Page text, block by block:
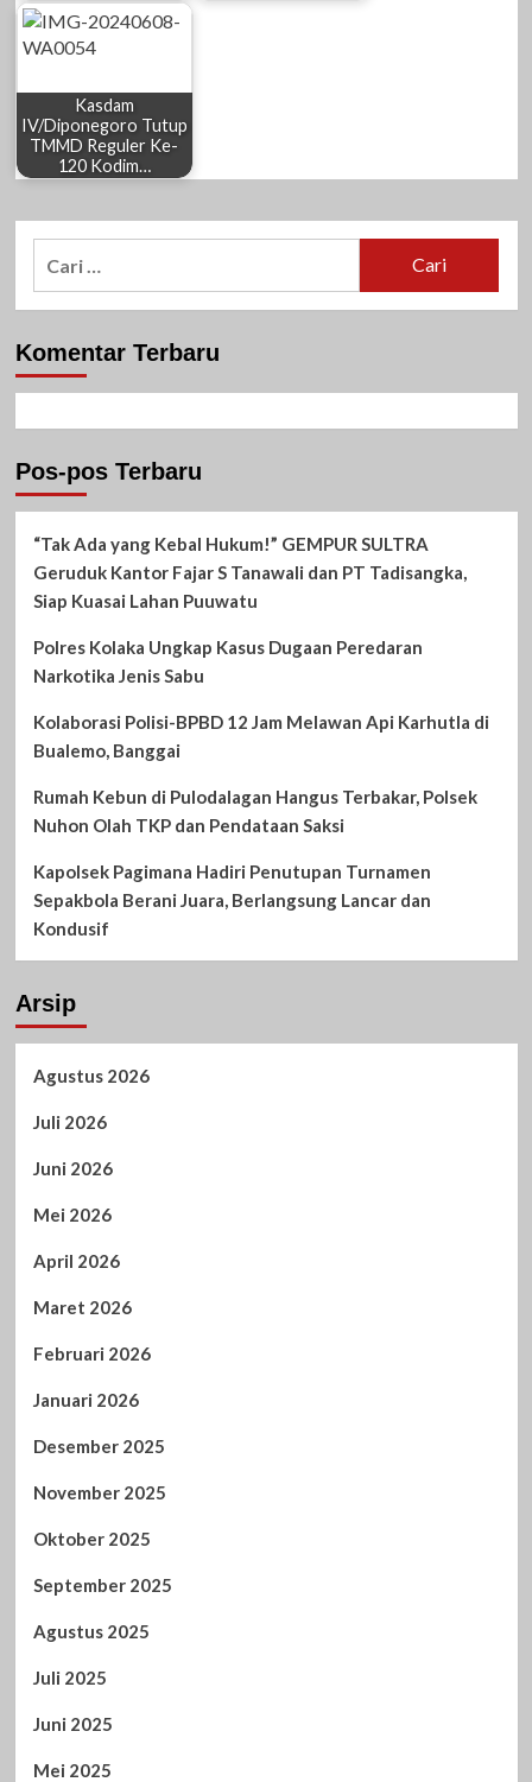
Kasdam
IV/Diponegoro Tutup
TMMD Reguler Ke-
120 Kodim…
Komentar Terbaru
Pos-pos Terbaru
“Tak Ada yang Kebal Hukum!” GEMPUR SULTRA
Geruduk Kantor Fajar S Tanawali dan PT Tadisangka,
Siap Kuasai Lahan Puuwatu
Polres Kolaka Ungkap Kasus Dugaan Peredaran
Narkotika Jenis Sabu
Kolaborasi Polisi-BPBD 12 Jam Melawan Api Karhutla di
Bualemo, Banggai
Rumah Kebun di Pulodalagan Hangus Terbakar, Polsek
Nuhon Olah TKP dan Pendataan Saksi
Kapolsek Pagimana Hadiri Penutupan Turnamen
Sepakbola Berani Juara, Berlangsung Lancar dan
Kondusif
Arsip
Agustus 2026
Juli 2026
Juni 2026
Mei 2026
April 2026
Maret 2026
Februari 2026
Januari 2026
Desember 2025
November 2025
Oktober 2025
September 2025
Agustus 2025
Juli 2025
Juni 2025
Mei 2025